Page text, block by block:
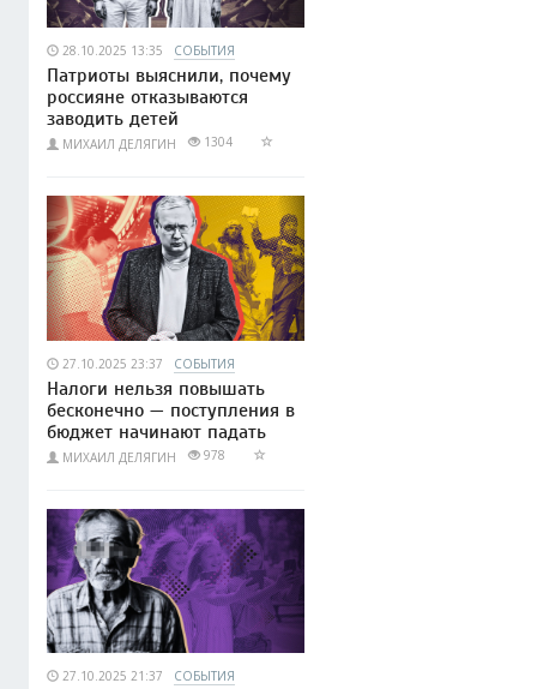
28.10.2025 13:35 СОБЫТИЯ
Патриоты выяснили, почему
россияне отказываются
заводить детей
МИХАИЛ ДЕЛЯГИН 1304
27.10.2025 23:37 СОБЫТИЯ
Налоги нельзя повышать
бесконечно — поступления в
бюджет начинают падать
МИХАИЛ ДЕЛЯГИН 978
27.10.2025 21:37 СОБЫТИЯ